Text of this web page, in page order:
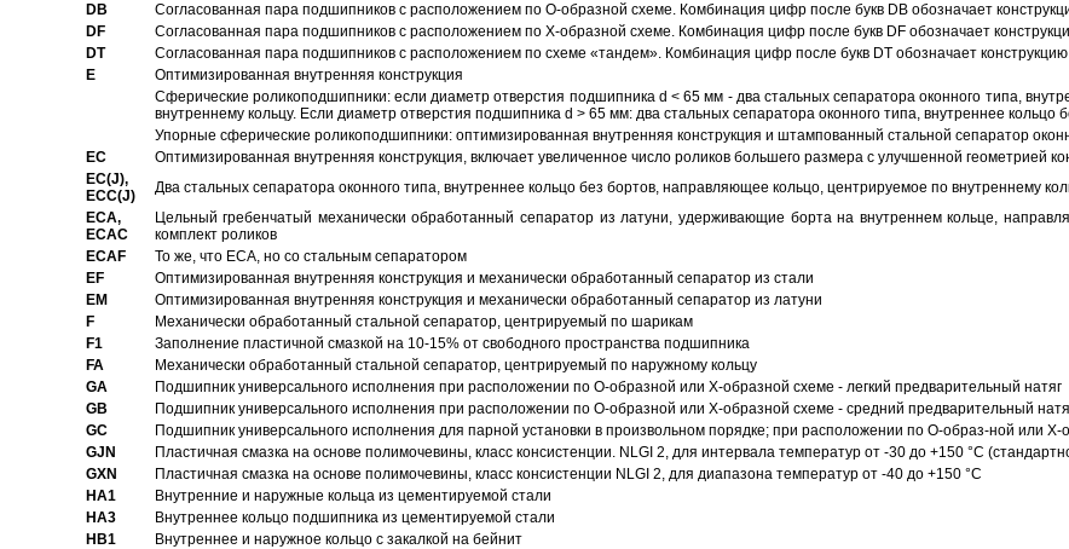
DB
Согласованная пара подшипников с расположением по О-образной схеме. Комбинация цифр после букв DB обозначает
DF
Согласованная пара подшипников с расположением по Х-образной схеме. Комбинация цифр после букв DF обозначает
DT
Согласованная пара подшипников с расположением по схеме «тандем». Комбинация цифр после букв DT обозначает
E
Оптимизированная внутренняя конструкция
Сферические роликоподшипники: если диаметр отверстия подшипника d < 65 мм - два стальных сепаратора оконного типа,
внутреннему кольцу. Если диаметр отверстия подшипника d > 65 мм: два стальных сепаратора оконного типа, внутреннее
Упорные сферические роликоподшипники: оптимизированная внутренняя конструкция и штампованный стальной сепаратор
EC
Oптимизированная внутренняя конструкция, включает увеличенное число роликов большего размера с улучшенной геометрией
EC(J),
ECC(J)
Два стальных сепаратора оконного типа, внутреннее кольцо без бортов, направляющее кольцо, центрируемое по внутреннему
ECA,
ECAC
Цельный гребенчатый механически обработанный сепаратор из латуни, удерживающие борта на внутреннем кольце,
комплект роликов
ECAF
То же, что ECA, но со стальным сепаратором
EF
Оптимизированная внутренняя конструкция и механически обработанный сепаратор из стали
EM
Оптимизированная внутренняя конструкция и механически обработанный сепаратор из латуни
F
Механически обработанный стальной сепаратор, центрируемый по шарикам
F1
Заполнение пластичной смазкой на 10-15% от свободного пространства подшипника
FA
Механически обработанный стальной сепаратор, центрируемый по наружному кольцу
GA
Подшипник универсального исполнения при расположении по О-образной или Х-образной схеме - легкий предварительный натяг
GB
Подшипник универсального исполнения при расположении по О-образной или Х-образной схеме - средний предварительный
GC
Подшипник универсального исполнения для парной установки в произвольном порядке; при расположении по О-образ-ной или
GJN
Пластичная смазка на основе полимочевины, класс консистенции. NLGI 2, для интервала температур от -30 до +150 °C
GXN
Пластичная смазка на основе полимочевины, класс консистенции NLGI 2, для диапазона температур от -40 до +150 °C
HA1
Внутренние и наружные кольца из цементируемой стали
HA3
Bнутреннее кольцо подшипника из цементируемой стали
HB1
Bнутреннее и наружное кольцо с закалкой на бейнит